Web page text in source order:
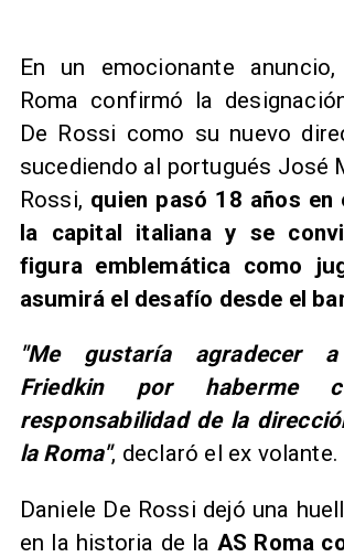
En un emocionante
Roma confirmó la
De Rossi como su nuevo
sucediendo al portugués José
Rossi, quien pasó 18 años en
la capital italiana y se
figura emblemática como
asumirá el desafío desde el
"Me gustaría agradecer
Friedkin por haberme
responsabilidad de la
la Roma", declaró el ex volante.
Daniele De Rossi dejó una
en la historia de la AS Roma